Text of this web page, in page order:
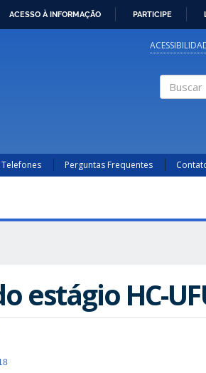
ACESSO À INFORMAÇÃO PARTICIPE
Telefones Perguntas Frequentes
estágio HC-